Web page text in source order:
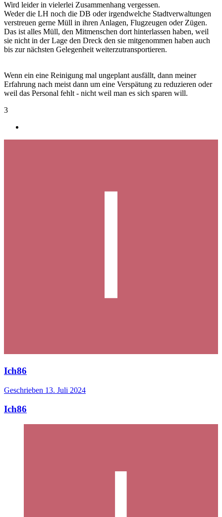
Wird leider in vielerlei Zusammenhang vergessen.
Weder die LH noch die DB oder irgendwelche Stadtverwaltungen
verstreuen gerne Müll in ihren Anlagen, Flugzeugen oder Zügen.
Das ist alles Müll, den Mitmenschen dort hinterlassen haben, weil
sie nicht in der Lage den Dreck den sie mitgenommen haben auch
bis zur nächsten Gelegenheit weiterzutransportieren.
Wenn ein eine Reinigung mal ungeplant ausfällt, dann meiner
Erfahrung nach meist dann um eine Verspätung zu reduzieren oder
weil das Personal fehlt - nicht weil man es sich sparen will.
3
Ich86
Geschrieben 13. Juli 2024
Ich86